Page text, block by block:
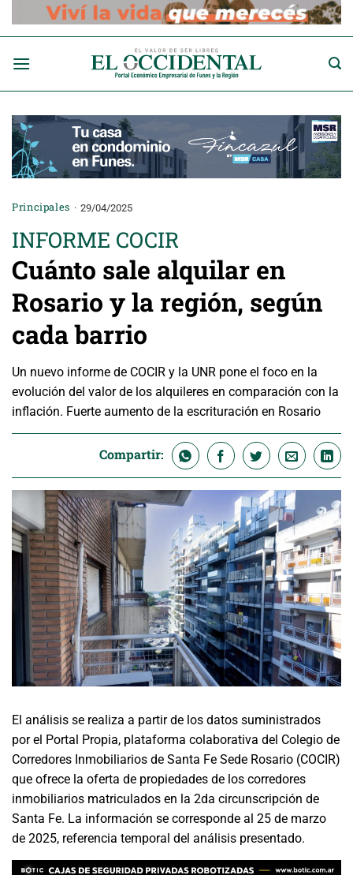
Principales 29/04/2025
INFORME COCIR
Cuánto sale alquilar en
Rosario y la región, según
cada barrio
Un nuevo informe de COCIR y la UNR pone el foco en la
evolución del valor de los alquileres en comparación con la
inflación. Fuerte aumento de la escrituración en Rosario
Compartir:
El análisis se realiza a partir de los datos suministrados
por el Portal Propia, plataforma colaborativa del Colegio de
Corredores Inmobiliarios de Santa Fe Sede Rosario (COCIR)
que ofrece la oferta de propiedades de los corredores
inmobiliarios matriculados en la 2da circunscripción de
Santa Fe. La información se corresponde al 25 de marzo
de 2025, referencia temporal del análisis presentado.